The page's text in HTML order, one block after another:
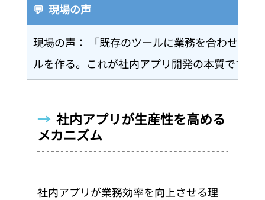
💬  現場の声
現場の声： 「既存のツールに業務を合わせる
ルを作る。これが社内アプリ開発の本質です。
→ 社内アプリが生産性を高める
メカニズム
社内アプリが業務効率を向上させる理